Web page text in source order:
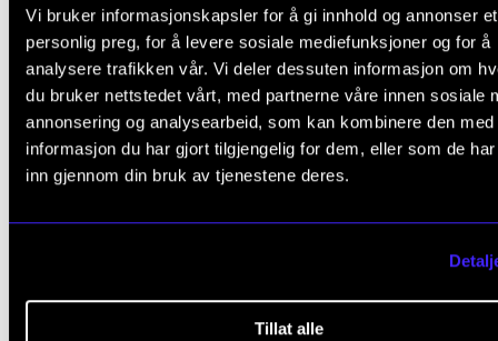
Vi bruker informasjonskapsler for å gi innhold og annonser et
personlig preg, for å levere sosiale mediefunksjoner og for å
analysere trafikken vår. Vi deler dessuten informasjon om
du bruker nettstedet vårt, med partnerne våre innen sosiale
annonsering og analysearbeid, som kan kombinere den med
informasjon du har gjort tilgjengelig for dem, eller som de
inn gjennom din bruk av tjenestene deres.
Tillat alle